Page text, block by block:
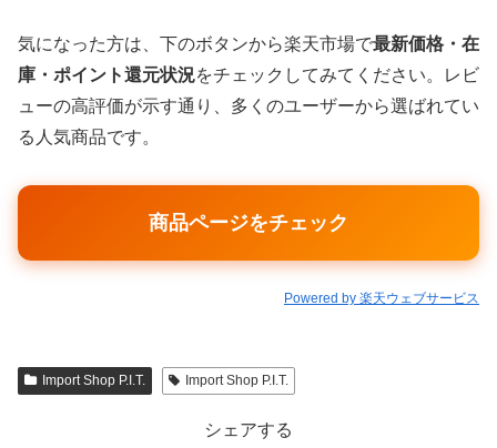
気になった方は、下のボタンから楽天市場で最新価格・在
庫・ポイント還元状況をチェックしてみてください。レビ
ューの高評価が示す通り、多くのユーザーから選ばれてい
る人気商品です。
商品ページをチェック
Powered by 楽天ウェブサービス
Import Shop P.I.T. Import Shop P.I.T.
シェアする